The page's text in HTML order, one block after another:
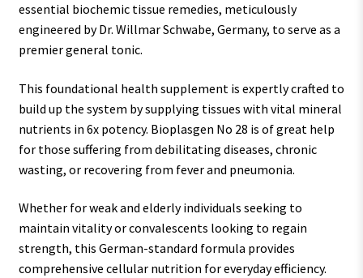
essential biochemic tissue remedies, meticulously
engineered by Dr. Willmar Schwabe, Germany, to serve as a
premier general tonic.
This foundational health supplement is expertly crafted to
build up the system by supplying tissues with vital mineral
nutrients in 6x potency. Bioplasgen No 28 is of great help
for those suffering from debilitating diseases, chronic
wasting, or recovering from fever and pneumonia.
Whether for weak and elderly individuals seeking to
maintain vitality or convalescents looking to regain
strength, this German-standard formula provides
comprehensive cellular nutrition for everyday efficiency.